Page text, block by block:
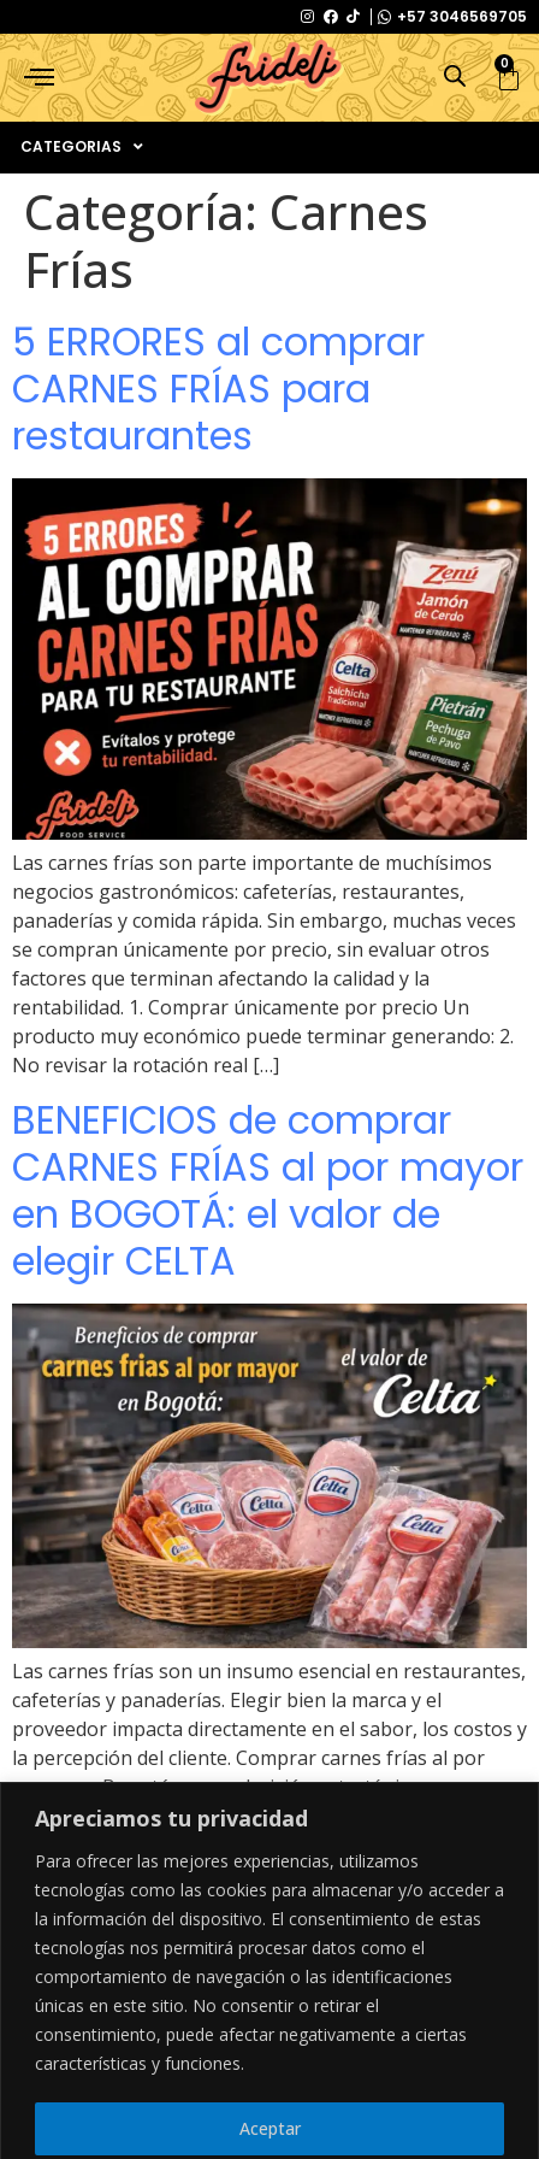
Apreciamos tu privacidad
Para ofrecer las mejores experiencias, utilizamos
tecnologías como las cookies para almacenar y/o acceder a
la información del dispositivo. El consentimiento de estas
tecnologías nos permitirá procesar datos como el
comportamiento de navegación o las identificaciones
únicas en este sitio. No consentir o retirar el
consentimiento, puede afectar negativamente a ciertas
características y funciones.
Aceptar
+57 3046569705
0
CATEGORIAS
Categoría: Carnes
Frías
5 ERRORES al comprar
CARNES FRÍAS para
restaurantes
Las carnes frías son parte importante de muchísimos
negocios gastronómicos: cafeterías, restaurantes,
panaderías y comida rápida. Sin embargo, muchas veces
se compran únicamente por precio, sin evaluar otros
factores que terminan afectando la calidad y la
rentabilidad. 1. Comprar únicamente por precio Un
producto muy económico puede terminar generando: 2.
No revisar la rotación real […]
BENEFICIOS de comprar
CARNES FRÍAS al por mayor
en BOGOTÁ: el valor de
elegir CELTA
Las carnes frías son un insumo esencial en restaurantes,
cafeterías y panaderías. Elegir bien la marca y el
proveedor impacta directamente en el sabor, los costos y
la percepción del cliente. Comprar carnes frías al por
mayor en Bogotá es una decisión estratégica,
especialmente cuando se trabaja con marcas
SÍGUENOS EN
CONTÁCTANOS
hola@frideli.co
LEGALES
Garantía y devoluciones